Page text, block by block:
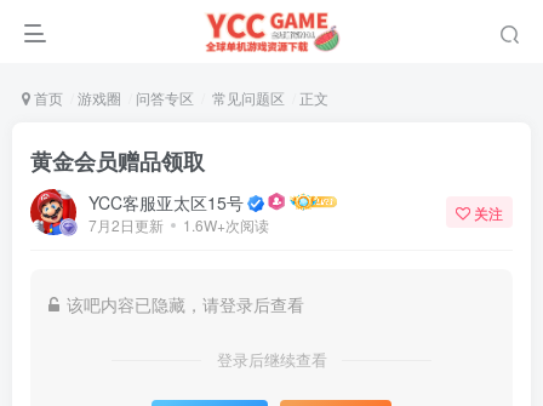
首页 游戏圈 问答专区 常见问题区 正文
黄金会员赠品领取
YCC客服亚太区15号
7月2日更新 1.6W+次阅读
关注
该吧内容已隐藏，请登录后查看
登录后继续查看